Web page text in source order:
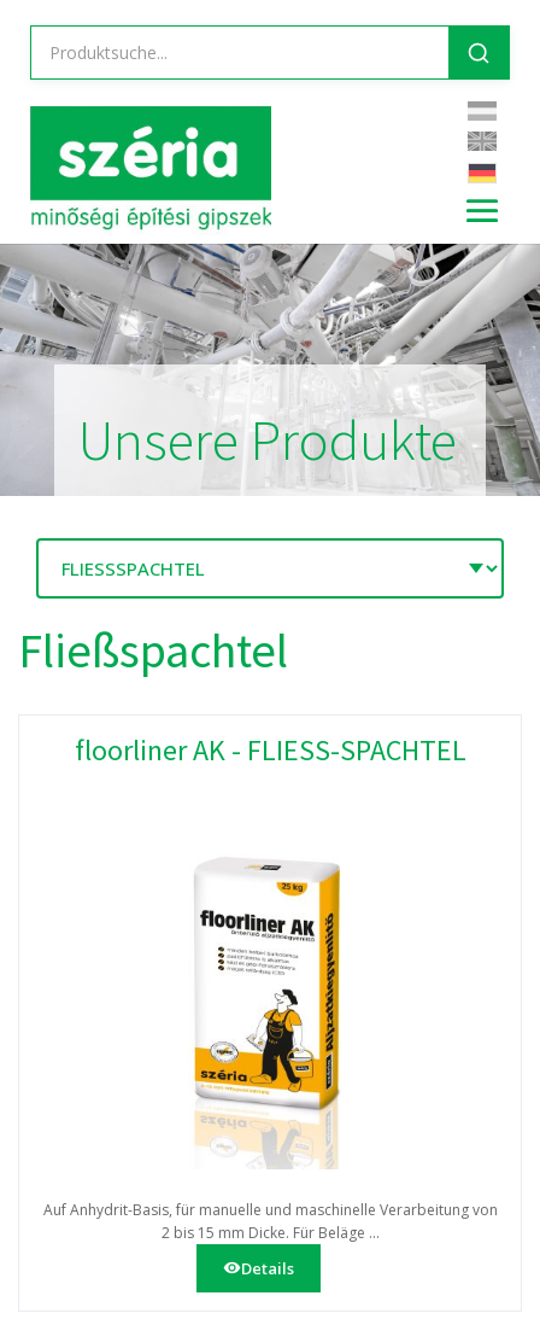
Unsere Produkte
Fließspachtel
floorliner AK - FLIESS-SPACHTEL
Auf Anhydrit-Basis, für manuelle und maschinelle Verarbeitung von
2 bis 15 mm Dicke. Für Beläge ...
Details